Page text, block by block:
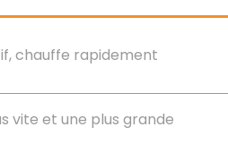
chauffe rapidement
vite et une plus grande